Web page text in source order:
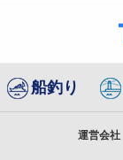
船釣り
運営会社